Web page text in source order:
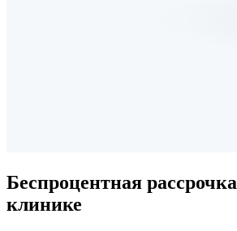
Беспроцентная рассрочка
клинике